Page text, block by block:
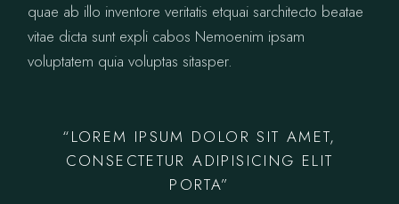
quae ab illo inventore veritatis etquai sarchitecto beatae
vitae dicta sunt expli cabos Nemoenim ipsam
voluptatem quia voluptas sitasper.
“LOREM IPSUM DOLOR SIT AMET,
CONSECTETUR ADIPISICING ELIT
PORTA”